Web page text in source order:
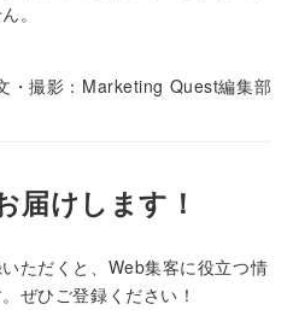
。
・撮影：Marketing Quest編集部
届けします！
ただくと、Web集客に役立つ情
ぜひご登録ください！